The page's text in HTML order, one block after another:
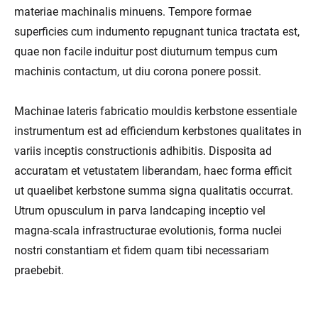
materiae machinalis minuens. Tempore formae
superficies cum indumento repugnant tunica tractata est,
quae non facile induitur post diuturnum tempus cum
machinis contactum, ut diu corona ponere possit.
Machinae lateris fabricatio mouldis kerbstone essentiale
instrumentum est ad efficiendum kerbstones qualitates in
variis inceptis constructionis adhibitis. Disposita ad
accuratam et vetustatem liberandam, haec forma efficit
ut quaelibet kerbstone summa signa qualitatis occurrat.
Utrum opusculum in parva landcaping inceptio vel
magna-scala infrastructurae evolutionis, forma nuclei
nostri constantiam et fidem quam tibi necessariam
praebebit.